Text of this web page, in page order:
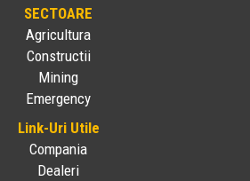
SECTOARE
Agricultura
Constructii
Mining
Emergency
Link-Uri Utile
Compania
Dealeri